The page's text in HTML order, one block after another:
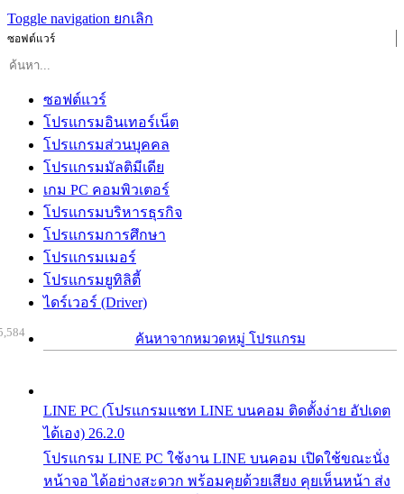
Toggle navigation ยกเลิก
ซอฟต์แวร์
ซอฟต์แวร์
โปรแกรมอินเทอร์เน็ต
โปรแกรมส่วนบุคคล
โปรแกรมมัลติมีเดีย
เกม PC คอมพิวเตอร์
โปรแกรมบริหารธุรกิจ
โปรแกรมการศึกษา
โปรแกรมเมอร์
โปรแกรมยูทิลิตี้
ไดร์เวอร์ (Driver)
ค้นหาจากหมวดหมู่ โปรแกรม
LINE PC (โปรแกรมแชท LINE บนคอม ติดตั้งง่าย อัปเดต
ได้เอง) 26.2.0
โปรแกรม LINE PC ใช้งาน LINE บนคอม เปิดใช้ขณะนั่ง
หน้าจอ ได้อย่างสะดวก พร้อมคุยด้วยเสียง คุยเห็นหน้า ส่ง